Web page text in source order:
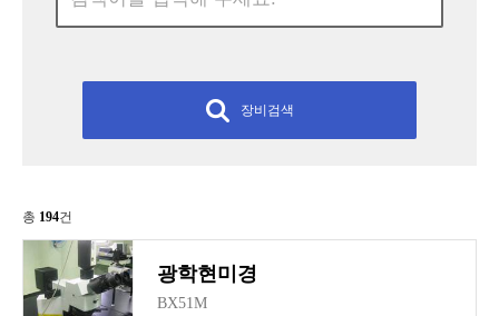
장비검색
총 194건
광학현미경
BX51M